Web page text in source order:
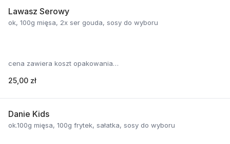
Lawasz Serowy
ok, 100g mięsa, 2x ser gouda, sosy do wyboru
cena zawiera koszt opakowania
25,00 zł
Danie Kids
ok.100g mięsa, 100g frytek, sałatka, sosy do wyboru